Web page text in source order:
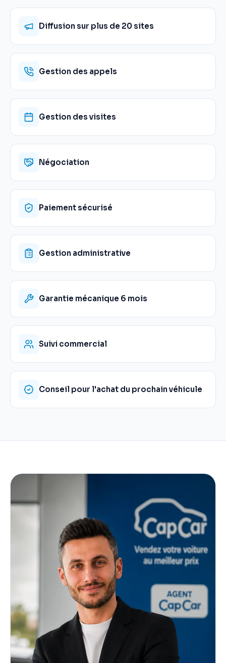
Diffusion sur plus de 20 sites
Gestion des appels
Gestion des visites
Négociation
Paiement sécurisé
Gestion administrative
Garantie mécanique 6 mois
Suivi commercial
Conseil pour l'achat du prochain véhicule